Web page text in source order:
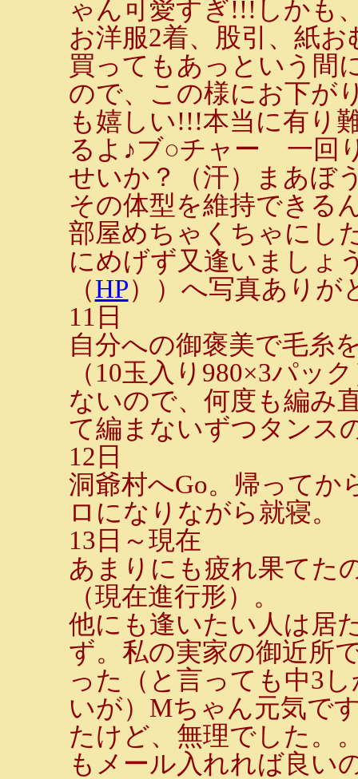
ゃん可愛すぎ!!!しかも
お洋服2着、股引、紙
買ってもあっという間
ので、この様にお下が
も嬉しい!!!本当に有り
るよ♪ブ○チャー 一回
せいか？（汗）まあ
その体型を維持できる
部屋めちゃくちゃにし
にめげず又逢いましょ
（HP））へ写真ありが
11日
自分への御褒美で毛糸
（10玉入り980×3パッ
ないので、何度も編み
て編まないずつタンス
12日
洞爺村へGo。帰ってか
ロになりながら就寝。
13日～現在
あまりにも疲れ果てた
（現在進行形）。
他にも逢いたい人は居
ず。私の実家の御近所
った（と言っても中3
いが）Mちゃん元気で
たけど、無理でした。
もメール入れれば良い